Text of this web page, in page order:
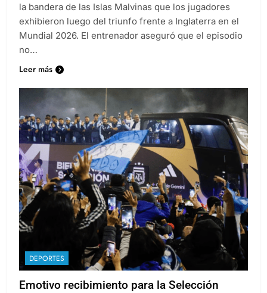
la bandera de las Islas Malvinas que los jugadores
exhibieron luego del triunfo frente a Inglaterra en el
Mundial 2026. El entrenador aseguró que el episodio
no…
Leer más
DEPORTES
Emotivo recibimiento para la Selección